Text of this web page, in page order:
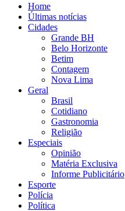
Home
Últimas notícias
Cidades
Grande BH
Belo Horizonte
Betim
Contagem
Nova Lima
Geral
Brasil
Cotidiano
Gastronomia
Religião
Especiais
Opinião
Matéria Exclusiva
Informe Publicitário
Esporte
Polícia
Política